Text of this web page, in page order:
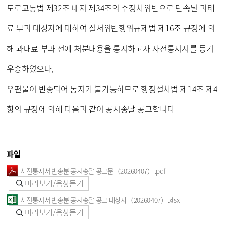
도로교통법 제32조 내지 제34조의 주정차위반으로 단속된 과태
료 부과 대상자에 대하여 질서위반행위규제법 제16조 규정에 의
해 과태료 부과 전에 처분내용을 통지하고자 사전통지서를 등기
우송하였으나,
우편물이 반송되어 통지가 불가능하므로 행정절차법 제14조 제4
항의 규정에 의해 다음과 같이 공시송달 공고합니다
파일
사전통지서 반송분 공시송달 공고문（20260407）.pdf
미리보기/음성듣기
사전통지서 반송분 공시송달 공고 대상자（20260407）.xlsx
미리보기/음성듣기